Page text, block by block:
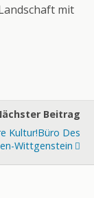
mit
Beitrag
Kultur!Büro Des
Wittgenstein